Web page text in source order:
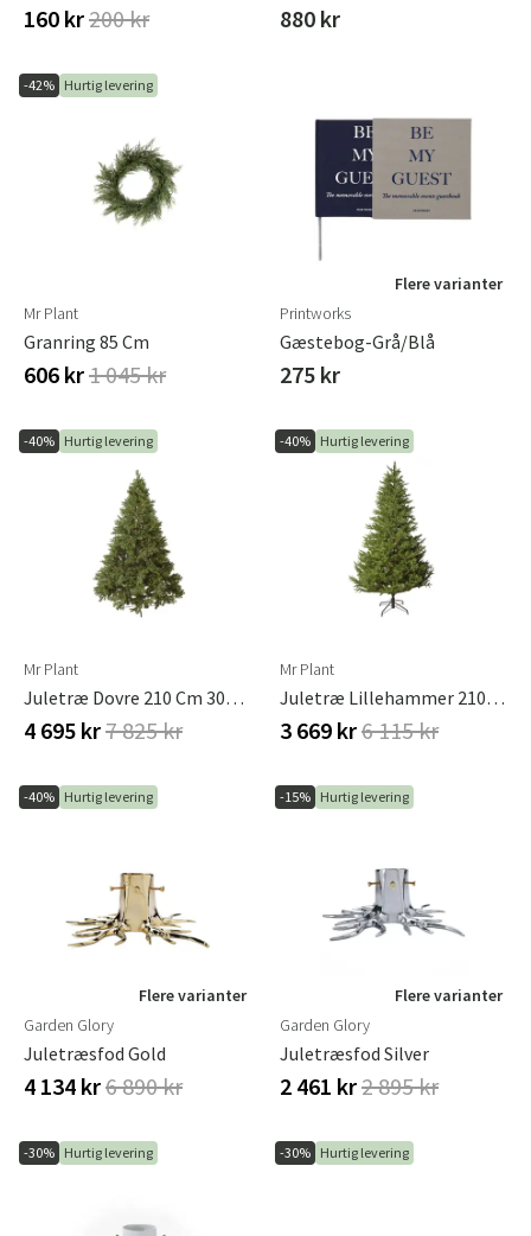
Danmark
Norge
Suomi
160 kr200 kr 880 kr
-42% Hurtig levering
Mr Plant
Granring 85 Cm
606 kr1 045 kr
Flere varianter
Printworks
Gæstebog-Grå/Blå
275 kr
-40% Hurtig levering
Mr Plant
Juletræ Dovre 210 Cm 3000 Lamper
4 695 kr7 825 kr
-40% Hurtig levering
Mr Plant
Juletræ Lillehammer 210 Cm 520 Lamper
3 669 kr6 115 kr
-40% Hurtig levering
Flere varianter
Garden Glory
Juletræsfod Gold
4 134 kr6 890 kr
-15% Hurtig levering
Flere varianter
Garden Glory
Juletræsfod Silver
2 461 kr2 895 kr
-30% Hurtig levering -30% Hurtig levering